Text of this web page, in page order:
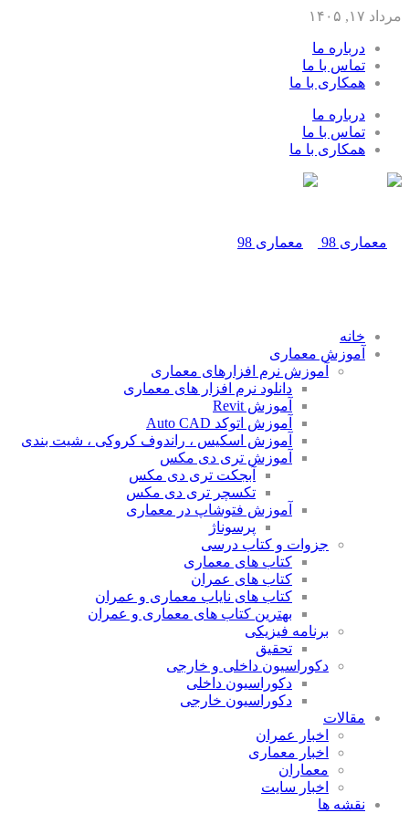
مرداد ۱۷, ۱۴۰۵
درباره ما
تماس با ما
همکاری با ما
درباره ما
تماس با ما
همکاری با ما
خانه
آموزش معماری
آموزش نرم افزارهای معماری
دانلود نرم افزار های معماری
آموزش Revit
آموزش اتوکد Auto CAD
آموزش اسکیس ، راندوف کروکی ، شیت بندی
آموزش تری دی مکس
آبجکت تری دی مکس
تکسچر تری دی مکس
آموزش فتوشاپ در معماری
پرسوناژ
جزوات و کتاب درسی
کتاب های معماری
کتاب های عمران
کتاب های نایاب معماری و عمران
بهترین کتاب های معماری و عمران
برنامه فیزیکی
تحقیق
دکوراسیون داخلی و خارجی
دکوراسیون داخلی
دکوراسیون خارجی
مقالات
اخبار عمران
اخبار معماری
معماران
اخبار سایت
نقشه ها